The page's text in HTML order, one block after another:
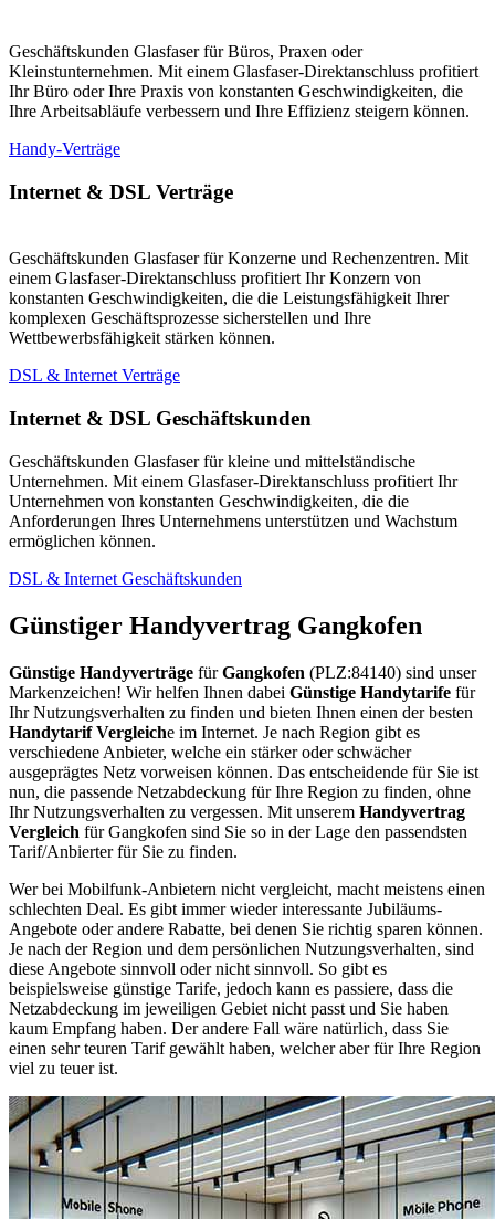
Geschäftskunden Glasfaser für Büros, Praxen oder
Kleinstunternehmen. Mit einem Glasfaser-Direktanschluss profitiert
Ihr Büro oder Ihre Praxis von konstanten Geschwindigkeiten, die
Ihre Arbeitsabläufe verbessern und Ihre Effizienz steigern können.
Handy-Verträge
Internet & DSL Verträge
Geschäftskunden Glasfaser für Konzerne und Rechenzentren. Mit
einem Glasfaser-Direktanschluss profitiert Ihr Konzern von
konstanten Geschwindigkeiten, die die Leistungsfähigkeit Ihrer
komplexen Geschäftsprozesse sicherstellen und Ihre
Wettbewerbsfähigkeit stärken können.
DSL & Internet Verträge
Internet & DSL Geschäftskunden
Geschäftskunden Glasfaser für kleine und mittelständische
Unternehmen. Mit einem Glasfaser-Direktanschluss profitiert Ihr
Unternehmen von konstanten Geschwindigkeiten, die die
Anforderungen Ihres Unternehmens unterstützen und Wachstum
ermöglichen können.
DSL & Internet Geschäftskunden
Günstiger Handyvertrag Gangkofen
Günstige Handyverträge fürGangkofen (PLZ:84140) sind unser
Markenzeichen! Wir helfen Ihnen dabei Günstige Handytarife für
Ihr Nutzungsverhalten zu finden und bieten Ihnen einen der besten
Handytarif Vergleiche im Internet. Je nach Region gibt es
verschiedene Anbieter, welche ein stärker oder schwächer
ausgeprägtes Netz vorweisen können. Das entscheidende für Sie ist
nun, die passende Netzabdeckung für Ihre Region zu finden, ohne
Ihr Nutzungsverhalten zu vergessen. Mit unserem Handyvertrag
Vergleich für Gangkofen sind Sie so in der Lage den passendsten
Tarif/Anbierter für Sie zu finden.
Wer bei Mobilfunk-Anbietern nicht vergleicht, macht meistens einen
schlechten Deal. Es gibt immer wieder interessante Jubiläums-
Angebote oder andere Rabatte, bei denen Sie richtig sparen können.
Je nach der Region und dem persönlichen Nutzungsverhalten, sind
diese Angebote sinnvoll oder nicht sinnvoll. So gibt es
beispielsweise günstige Tarife, jedoch kann es passiere, dass die
Netzabdeckung im jeweiligen Gebiet nicht passt und Sie haben
kaum Empfang haben. Der andere Fall wäre natürlich, dass Sie
einen sehr teuren Tarif gewählt haben, welcher aber für Ihre Region
viel zu teuer ist.